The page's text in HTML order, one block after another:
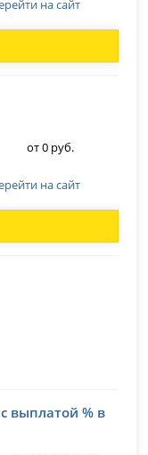
на сайт
от 0 руб.
на сайт
выплатой % в